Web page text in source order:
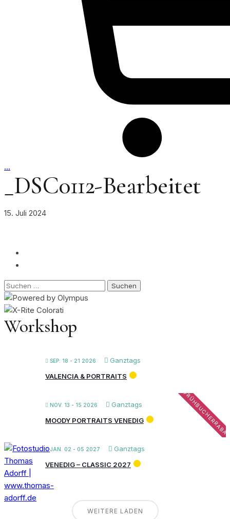
…
_DSC0112-Bearbeitet
15. Juli 2024
Suchen
nach:
Workshop
SEP. 18 - 21 2026
Ganztags
VALENCIA & PORTRAITS
NOV. 13 - 15 2026 Ganztags
MOODY PORTRAITS VENEDIG
JAN. 02 - 05 2027
Ganztags
VENEDIG – CLASSIC 2027
WEITERE LADEN